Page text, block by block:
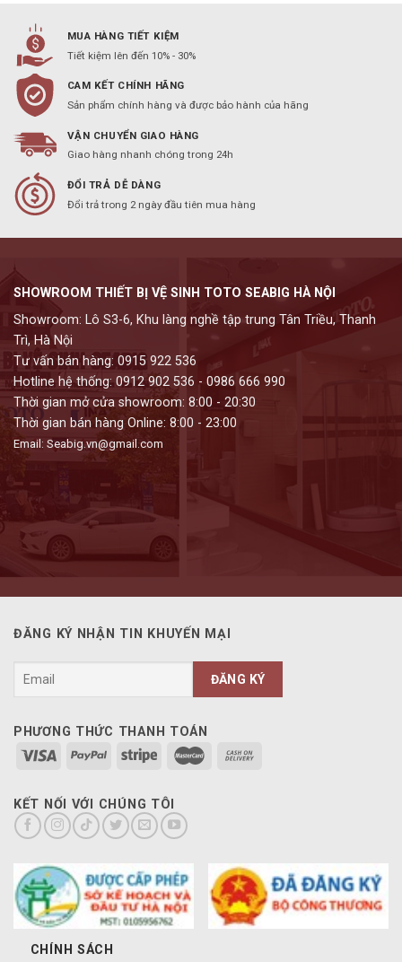
MUA HÀNG TIẾT KIỆM
Tiết kiệm lên đến 10% - 30%
CAM KẾT CHÍNH HÃNG
Sản phẩm chính hàng và được bảo hành của hãng
VẬN CHUYỂN GIAO HÀNG
Giao hàng nhanh chóng trong 24h
ĐỔI TRẢ DỄ DÀNG
Đổi trả trong 2 ngày đầu tiên mua hàng
SHOWROOM THIẾT BỊ VỆ SINH TOTO SEABIG HÀ NỘI
Showroom: Lô S3-6, Khu làng nghề tập trung Tân Triều, Thanh
Trì, Hà Nội
Tư vấn bán hàng: 0915 922 536
Hotline hệ thống: 0912 902 536 - 0986 666 990
Thời gian mở cửa showroom: 8:00 - 20:30
Thời gian bán hàng Online: 8:00 - 23:00
Email: Seabig.vn@gmail.com
ĐĂNG KÝ NHẬN TIN KHUYẾN MẠI
PHƯƠNG THỨC THANH TOÁN
KẾT NỐI VỚI CHÚNG TÔI
CHÍNH SÁCH